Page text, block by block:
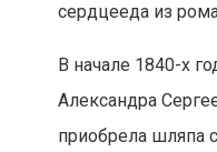
сердцееда из
В начале 1840-х
Александра
приобрела шляпа